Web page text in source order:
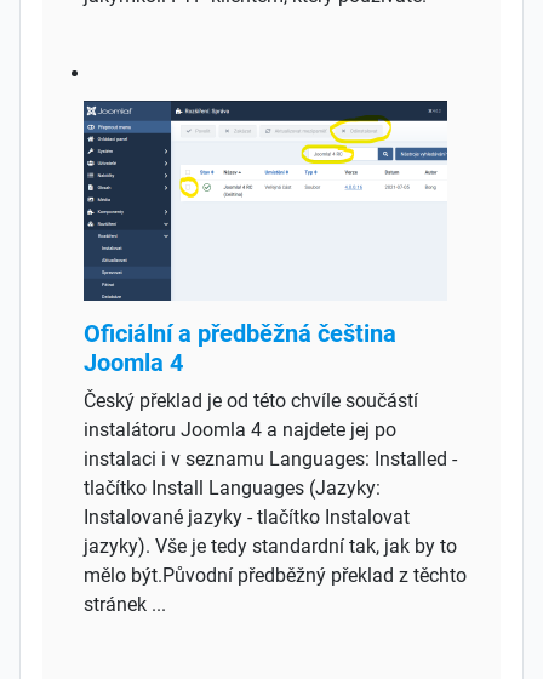
Oficiální a předběžná čeština
Joomla 4
Český překlad je od této chvíle součástí
instalátoru Joomla 4 a najdete jej po
instalaci i v seznamu Languages: Installed -
tlačítko Install Languages (Jazyky:
Instalované jazyky - tlačítko Instalovat
jazyky). Vše je tedy standardní tak, jak by to
mělo být.Původní předběžný překlad z těchto
stránek ...